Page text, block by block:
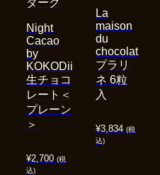
¥2,700 (税
込)
Night
Cacao
by
KOKODii
生チョコ
レート＜
プレーン
＞
ダーク
¥3,834 (税
込)
La
maison
du
chocolat
プラリ
ネ 6粒
入